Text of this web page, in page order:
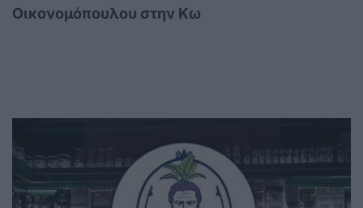
Οικονομόπουλου στην Κω